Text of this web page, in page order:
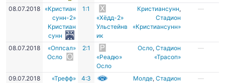
08.07.2018
«Кристиан
сунн-2»
Кристиан
сунн
1:1
«Хёдд-2»
Ульстейнв
ик
Кристиансунн,
Стадион
«Кристиансунн»
—
08.07.2018
«Оппсал»
Осло
2:1
«Реадю»
Осло
Осло,Стадион
«Трасоп»
—
09.07.2018
«Трефф»
4:3
Молде,Стадион
—